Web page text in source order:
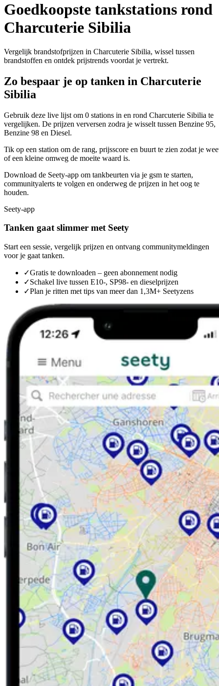
Goedkoopste tankstations rond
Charcuterie Sibilia
Vergelijk brandstofprijzen in Charcuterie Sibilia, wissel tussen
brandstoffen en ontdek prijstrends voordat je vertrekt.
Zo bespaar je op tanken in Charcuterie
Sibilia
Gebruik deze live lijst om 0 stations in en rond Charcuterie Sibilia te
vergelijken. De prijzen verversen zodra je wisselt tussen Benzine 95,
Benzine 98 en Diesel.
Tik op een station om de rang, prijsscore en buurt te zien zodat je
of een kleine omweg de moeite waard is.
Download de Seety-app om tankbeurten via je gsm te starten,
communityalerts te volgen en onderweg de prijzen in het oog te
houden.
Seety-app
Tanken gaat slimmer met Seety
Start een sessie, vergelijk prijzen en ontvang communitymeldingen
voor je gaat tanken.
✓Gratis te downloaden – geen abonnement nodig
✓Schakel live tussen E10-, SP98- en dieselprijzen
✓Plan je ritten met tips van meer dan 1,3M+ Seetyzens